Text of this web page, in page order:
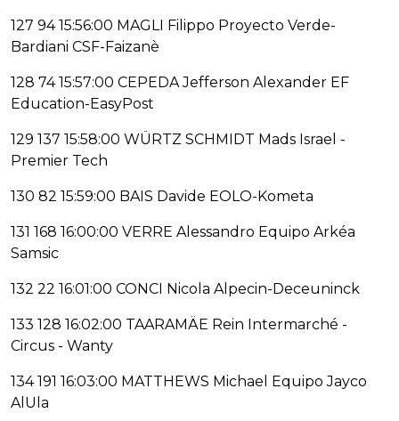
127 94 15:56:00 MAGLI Filippo Proyecto Verde-
Bardiani CSF-Faizanè
128 74 15:57:00 CEPEDA Jefferson Alexander EF
Education-EasyPost
129 137 15:58:00 WÜRTZ SCHMIDT Mads Israel -
Premier Tech
130 82 15:59:00 BAIS Davide EOLO-Kometa
131 168 16:00:00 VERRE Alessandro Equipo Arkéa
Samsic
132 22 16:01:00 CONCI Nicola Alpecin-Deceuninck
133 128 16:02:00 TAARAMÄE Rein Intermarché -
Circus - Wanty
134 191 16:03:00 MATTHEWS Michael Equipo Jayco
AlUla